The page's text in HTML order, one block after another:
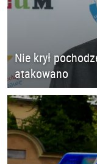
Nie krył
atakowano